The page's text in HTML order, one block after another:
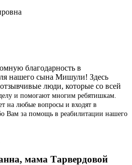
благодарность в
нашего сына Мишули! Здесь
люди, которые со всей
и помогают многим ребятишкам.
на любые вопросы и входят в
Вам за помощь в реабилитации нашего
мама Тарвердовой